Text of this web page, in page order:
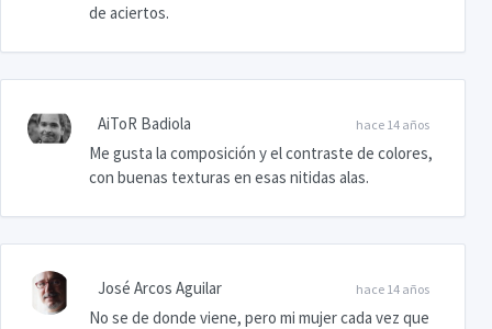
de aciertos.
hace 14 años
AiToR Badiola
Me gusta la composición y el contraste de colores,
con buenas texturas en esas nitidas alas.
hace 14 años
José Arcos Aguilar
No se de donde viene, pero mi mujer cada vez que